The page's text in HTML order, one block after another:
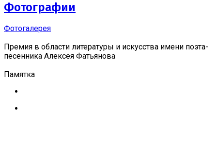
Фотографии
Фотогалерея
Премия в области литературы и искусства имени поэта-
песенника Алексея Фатьянова
Памятка